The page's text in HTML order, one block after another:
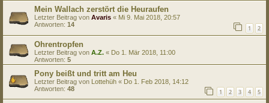
Mein Wallach zerstört die Heuraufen
Letzter Beitrag von Avaris « Mi 9. Mai 2018, 20:57
Antworten: 14 1 2
Ohrentropfen
Letzter Beitrag von A.Z. « Do 1. Mär 2018, 11:00
Antworten: 5
Pony beißt und tritt am Heu
Letzter Beitrag von Lottehüh « Do 1. Feb 2018, 14:12
Antworten: 48 1 2 3 4 5